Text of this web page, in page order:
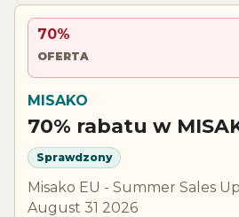
70%
OFERTA
MISAKO
70% rabatu w
Sprawdzony
Misako EU - Summer Sales
August 31 2026